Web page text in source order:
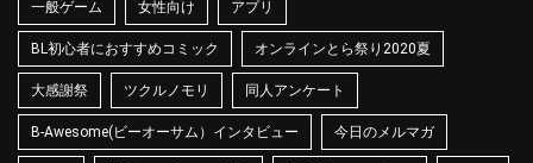
一般ゲーム 女性向け アプリ
BL初心者におすすめコミック オンラインとら祭り2020夏
大感謝祭 ツクルノモリ 同人アンケート
B-Awesome(ビーオーサム）インタビュー 今日のメルマガ